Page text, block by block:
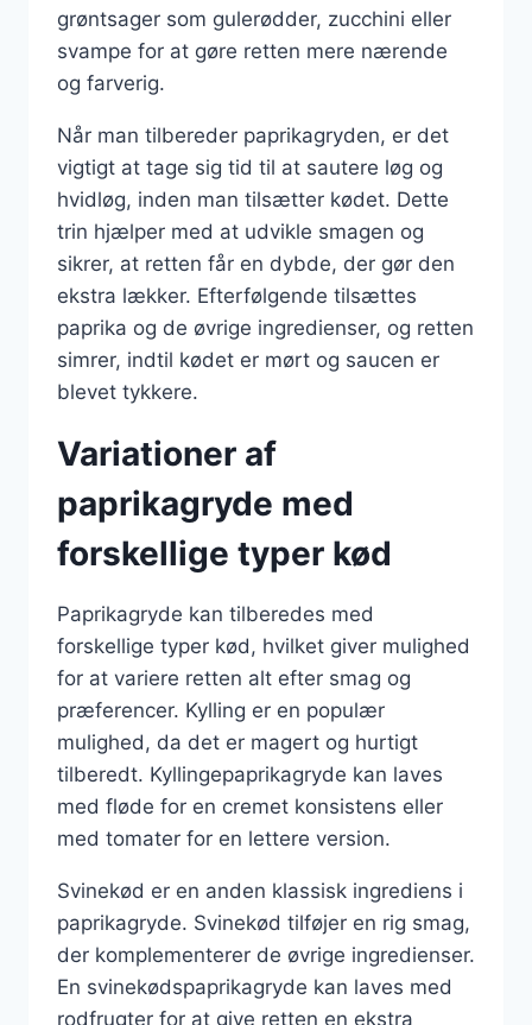
grøntsager som gulerødder, zucchini eller
svampe for at gøre retten mere nærende
og farverig.
Når man tilbereder paprikagryden, er det
vigtigt at tage sig tid til at sautere løg og
hvidløg, inden man tilsætter kødet. Dette
trin hjælper med at udvikle smagen og
sikrer, at retten får en dybde, der gør den
ekstra lækker. Efterfølgende tilsættes
paprika og de øvrige ingredienser, og retten
simrer, indtil kødet er mørt og saucen er
blevet tykkere.
Variationer af
paprikagryde med
forskellige typer kød
Paprikagryde kan tilberedes med
forskellige typer kød, hvilket giver mulighed
for at variere retten alt efter smag og
præferencer. Kylling er en populær
mulighed, da det er magert og hurtigt
tilberedt. Kyllingepaprikagryde kan laves
med fløde for en cremet konsistens eller
med tomater for en lettere version.
Svinekød er en anden klassisk ingrediens i
paprikagryde. Svinekød tilføjer en rig smag,
der komplementerer de øvrige ingredienser.
En svinekødspaprikagryde kan laves med
rodfrugter for at give retten en ekstra